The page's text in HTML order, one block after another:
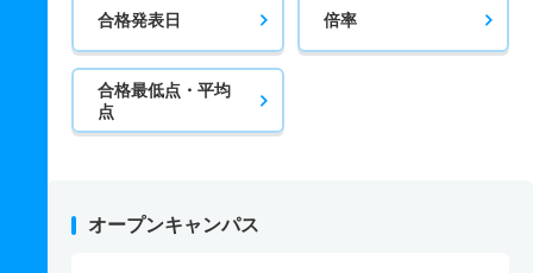
合格発表日 倍率
合格最低点・平均
点
オープンキャンパス